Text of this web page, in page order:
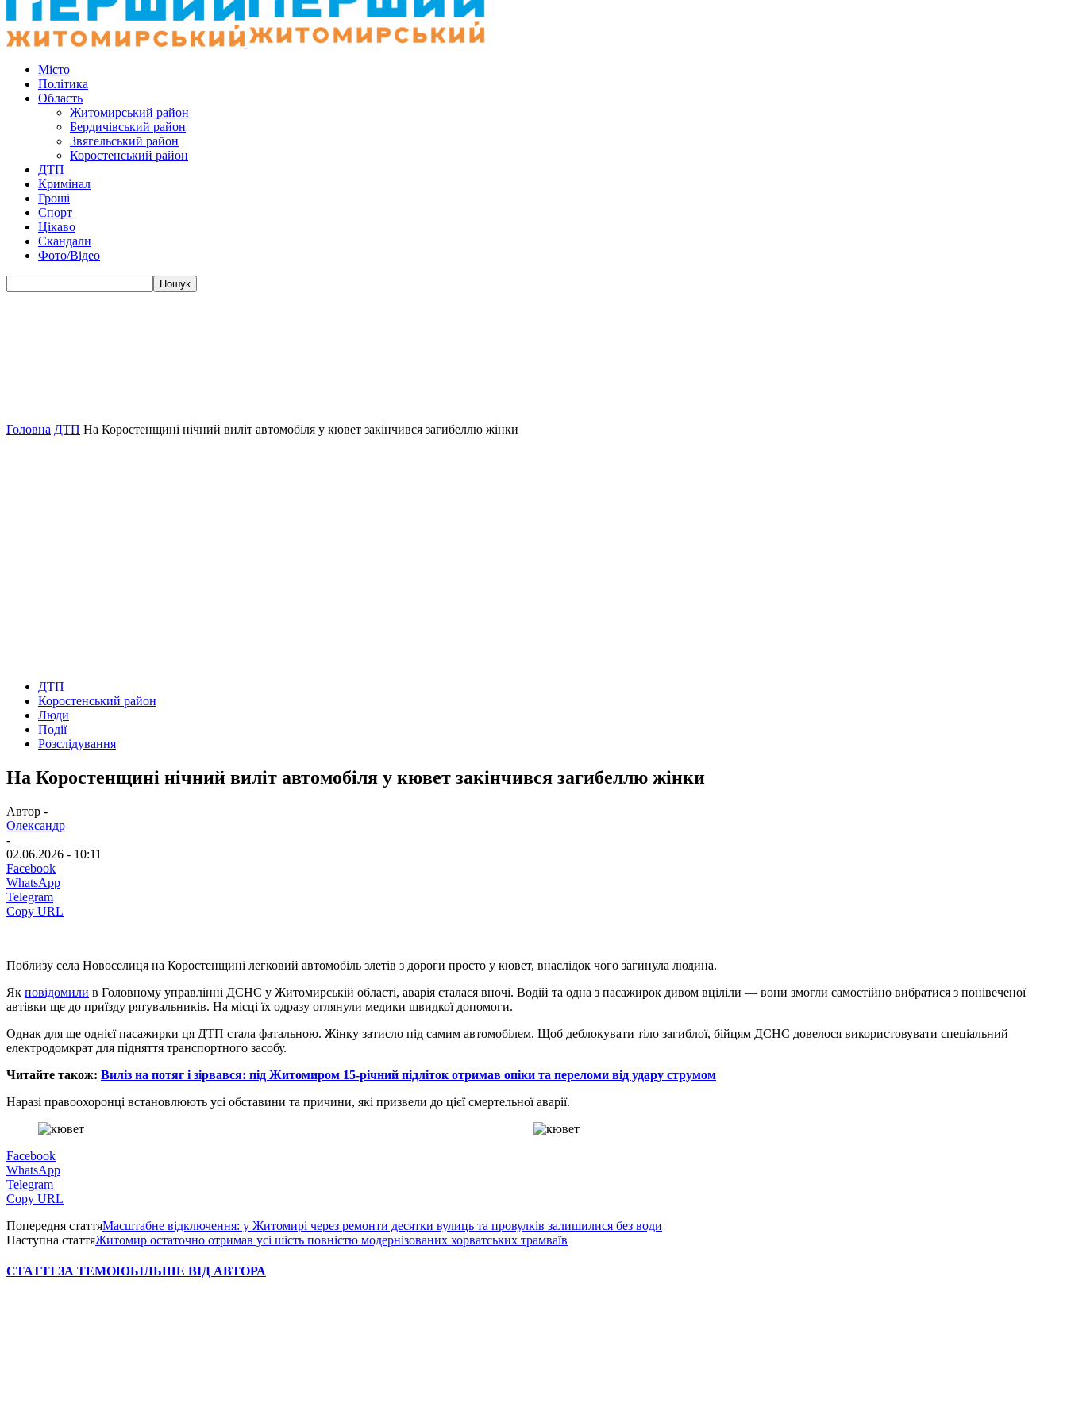
Місто
Політика
Область
Житомирський район
Бердичівський район
Звягельський район
Коростенський район
ДТП
Кримінал
Гроші
Спорт
Цікаво
Скандали
Фото/Відео
Головна ДТП На Коростенщині нічний виліт автомобіля у кювет закінчився загибеллю жінки
ДТП
Коростенський район
Люди
Події
Розслідування
На Коростенщині нічний виліт автомобіля у кювет закінчився загибеллю жінки
Автор -
Олександр
-
02.06.2026 - 10:11
Facebook
WhatsApp
Telegram
Copy URL
Поблизу села Новоселиця на Коростенщині легковий автомобіль злетів з дороги просто у кювет, внаслідок чого загинула людина.
Як повідомили в Головному управлінні ДСНС у Житомирській області, аварія сталася вночі. Водій та одна з пасажирок дивом вціліли — вони змогли самостійно вибратися з понівеченої
автівки ще до приїзду рятувальників. На місці їх одразу оглянули медики швидкої допомоги.
Однак для ще однієї пасажирки ця ДТП стала фатальною. Жінку затисло під самим автомобілем. Щоб деблокувати тіло загиблої, бійцям ДСНС довелося використовувати спеціальний
електродомкрат для підняття транспортного засобу.
Читайте також: Виліз на потяг і зірвався: під Житомиром 15-річний підліток отримав опіки та переломи від удару струмом
Наразі правоохоронці встановлюють усі обставини та причини, які призвели до цієї смертельної аварії.
Facebook
WhatsApp
Telegram
Copy URL
Попередня статтяМасштабне відключення: у Житомирі через ремонти десятки вулиць та провулків залишилися без води
Наступна статтяЖитомир остаточно отримав усі шість повністю модернізованих хорватських трамваїв
СТАТТІ ЗА ТЕМОЮБІЛЬШЕ ВІД АВТОРА